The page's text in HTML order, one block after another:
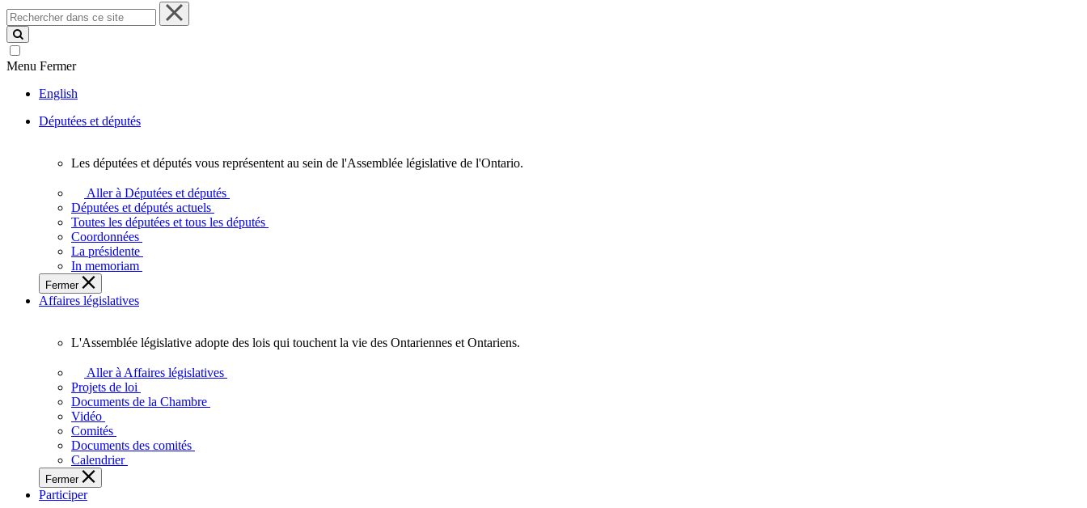
Rechercher
dans
ce
site
Menu Fermer
English
Députées et députés
députées
députés
vous
représentent
sein
de
l'Assemblée
l'Ontario.
Les députées et députés vous représentent au sein de l'Assemblée législative de l'Ontario.
Aller à Députées et députés
Députées et députés actuels
Toutes les députées et tous les députés
Coordonnées
La présidente
In memoriam
Fermer
Affaires législatives
législative
adopte
touchent
vie
des
Ontariennes
L'Assemblée législative adopte des lois qui touchent la vie des Ontariennes et Ontariens.
Aller à Affaires législatives
Projets de loi
Documents de la Chambre
Vidéo
Comités
Documents des comités
Calendrier
Fermer
Participer